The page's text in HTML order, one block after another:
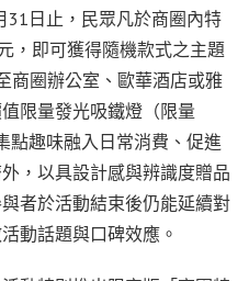
日止，民眾凡於商圈內特
，即可獲得隨機款式之主題
商圈辦公室、歐華酒店或雅
限量發光吸鐵燈（限量
點趣味融入日常消費、促進
，以具設計感與辨識度贈品
者於活動結束後仍能延續對
動話題與口碑效應。